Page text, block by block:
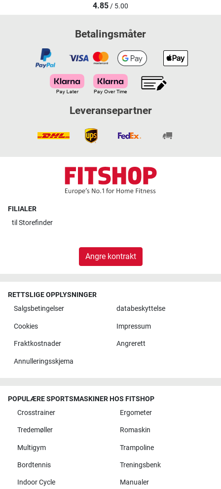
4.85/ 5.00
Betalingsmåter
Leveransepartner
FILIALER
til Storefinder
Angre kontrakt
RETTSLIGE OPPLYSNINGER
Salgsbetingelser
databeskyttelse
Cookies Impressum
Fraktkostnader Angrerett
Annulleringsskjema
POPULÆRE SPORTSMASKINER HOS FITSHOP
Crosstrainer
Ergometer
Tredemøller Romaskin
Multigym Trampoline
Bordtennis Treningsbenk
Indoor Cycle Manualer